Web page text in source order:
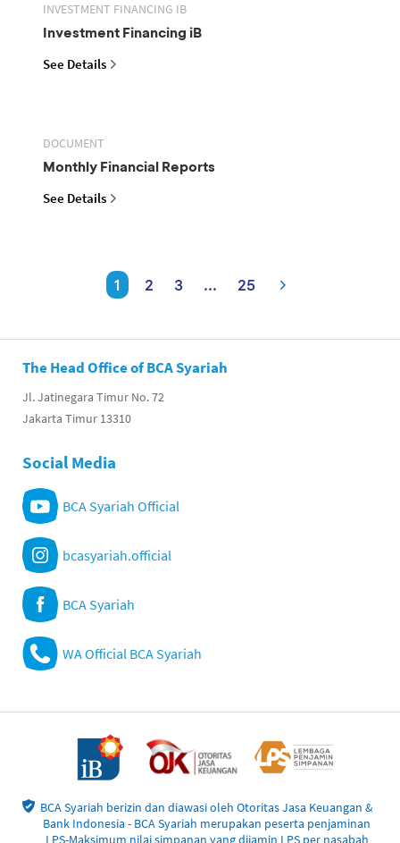
INVESTMENT FINANCING IB
Investment Financing iB
See Details
DOCUMENT
Monthly Financial Reports
See Details
1 2 3 ... 25
The Head Office of BCA Syariah
Jl. Jatinegara Timur No. 72
Jakarta Timur 13310
Social Media
BCA Syariah Official
bcasyariah.official
BCA Syariah
WA Official BCA Syariah
BCA Syariah berizin dan diawasi oleh Otoritas Jasa Keuangan &
Bank Indonesia - BCA Syariah merupakan peserta penjaminan
LPS-Maksimum nilai simpanan yang dijamin LPS per nasabah